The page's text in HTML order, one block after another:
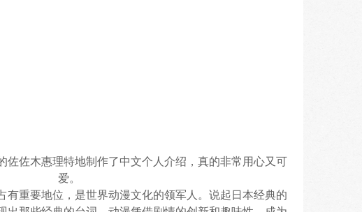
佐佐木惠理特地制作了中文个人介绍，真的非常用心又可
爱。
有重要地位，是世界动漫文化的领军人。说起日本经典的